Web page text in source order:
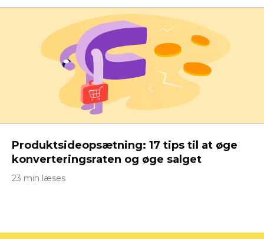
Produktsideopsætning: 17 tips til at øge
konverteringsraten og øge salget
23 min læses